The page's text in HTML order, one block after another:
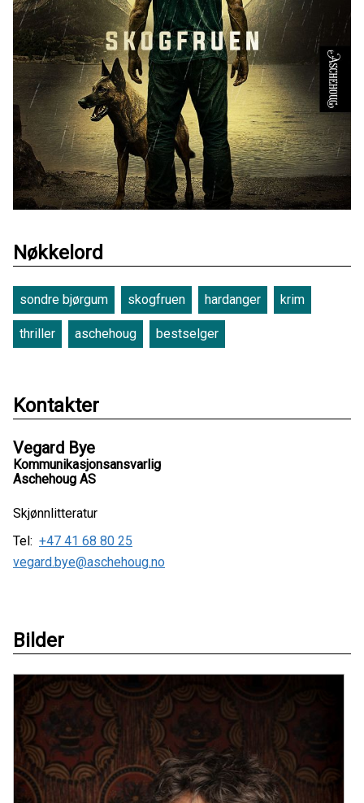
Nøkkelord
sondre bjørgum skogfruen hardanger krim
thriller aschehoug bestselger
Kontakter
Vegard Bye
Kommunikasjonsansvarlig
Aschehoug AS
Skjønnlitteratur
Tel: +47 41 68 80 25
vegard.bye@aschehoug.no
Bilder